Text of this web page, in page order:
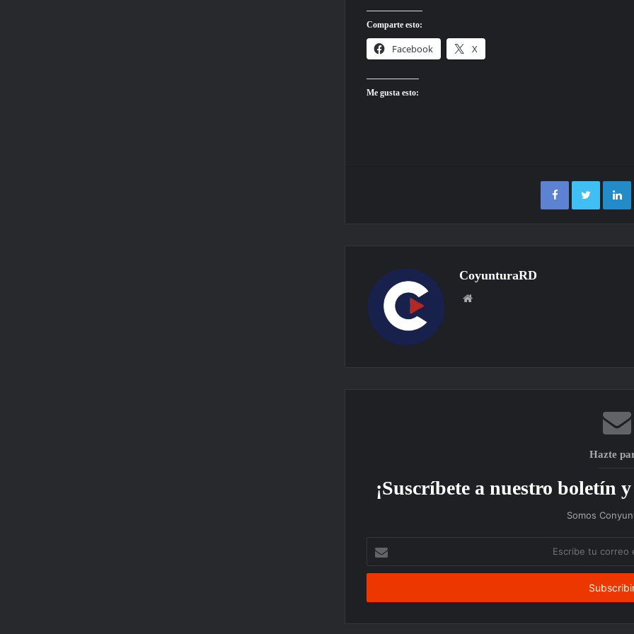
Comparte esto:
Facebook X
Me gusta esto:
FacebookTwitter
CoyunturaRD
Sitio
Hazte
¡Suscríbete a nuestro boletín
Somos
correo